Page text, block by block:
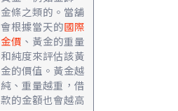
金條之類的。當舖
會根據當天的國際
金價 、黃金的重量
和純度來評估該黃
金的價值。黃金越
純、重量越重，借
款的金額也會越高